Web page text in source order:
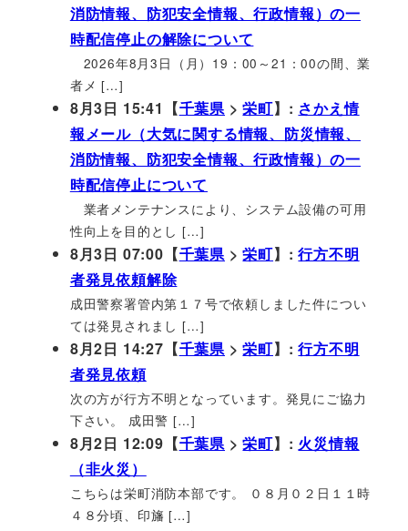
消防情報、防犯安全情報、行政情報）の一
時配信停止の解除について
2026年8月3日（月）19：00～21：00の間、業
者メ […]
8月3日 15:41【千葉県 >栄町】: さかえ情
報メール（大気に関する情報、防災情報、
消防情報、防犯安全情報、行政情報）の一
時配信停止について
業者メンテナンスにより、システム設備の可用
性向上を目的とし […]
8月3日 07:00【千葉県 >栄町】:行方不明
者発見依頼解除
成田警察署管内第１７号で依頼しました件につい
ては発見されまし […]
8月2日 14:27【千葉県 >栄町】:行方不明
者発見依頼
次の方が行方不明となっています。発見にご協力
下さい。 成田警 […]
8月2日 12:09【千葉県 >栄町】: 火災情報
（非火災）
こちらは栄町消防本部です。 ０８月０２日１１時
４８分頃、印旛 […]